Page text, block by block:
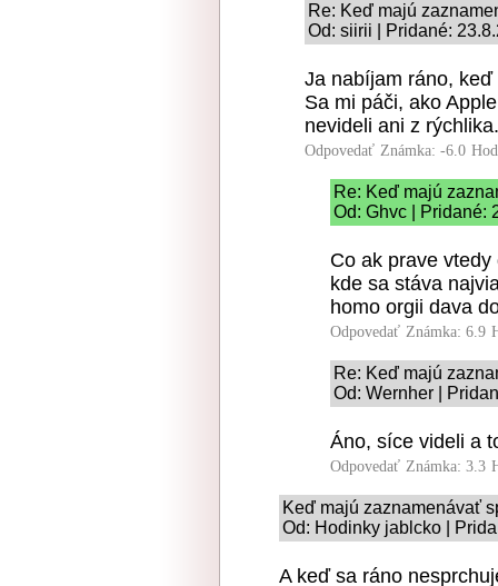
Re: Keď majú
Od: siirii | Pridané:
Ja nabíjam ráno,
Sa mi páči, ako
nevideli ani z rýchlika.
Odpovedať Známka: -6.0
Re: Keď majú
Od: Ghvc | Pridané:
Co ak prave
kde sa stáva
homo orgii dava
Odpovedať Známka: 6.9
Re: Keď majú
Od: Wernher |
Áno, síce videli a
Odpovedať Známka: 3.3
Keď majú zaznamenávať
Od: Hodinky jablcko |
A keď sa ráno